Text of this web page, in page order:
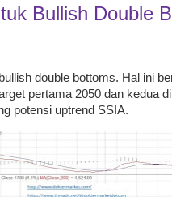
Bullish Double
double bottoms. Hal ini
pertama 2050 dan kedua
potensi uptrend SSIA.